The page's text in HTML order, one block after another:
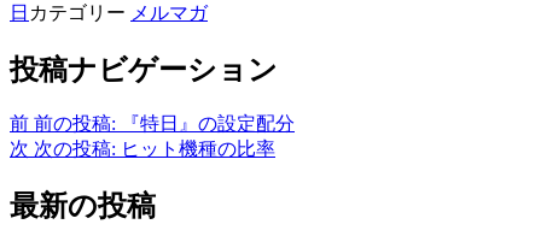
日 カテゴリー メルマガ
投稿ナビゲーション
前 前の投稿:
『特日』の設定配分
次 次の投稿: ヒット機種の比率
最新の投稿